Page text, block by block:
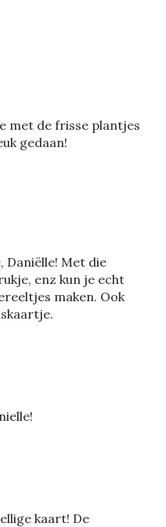
met de frisse plantjes
gedaan!
Daniëlle! Met die
enz kun je echt
maken. Ook
kaart! De